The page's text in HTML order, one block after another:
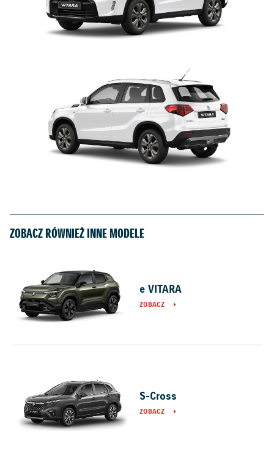
ZOBACZ RÓWNIEŻ INNE MODELE
e VITARA
ZOBACZ
S-Cross
ZOBACZ